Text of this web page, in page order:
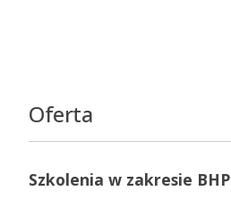
Oferta
Szkolenia w zakresie BHP